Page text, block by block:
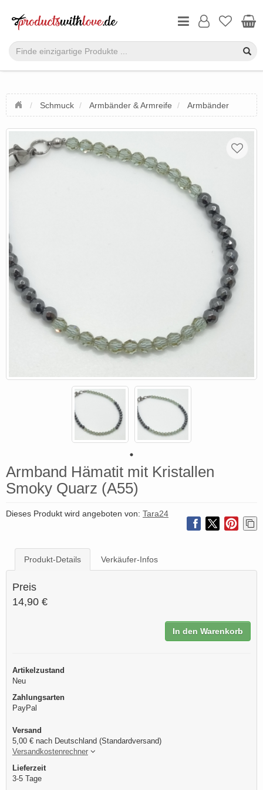
Schmuck Armbänder & Armreife Armbänder
Armband Hämatit mit Kristallen
Smoky Quarz (A55)
Dieses Produkt wird angeboten von: Tara24
Produkt-Details Verkäufer-Infos
Preis
14,90 €
In den Warenkorb
Artikelzustand
Neu
Zahlungsarten
PayPal
Versand
5,00 € nach Deutschland (Standardversand)
Versandkostenrechner
Lieferzeit
3-5 Tage